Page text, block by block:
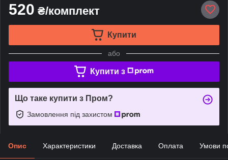
520 ₴/комплект
Купити
або
Купити з
Що таке купити з Пром?
Замовлення під захистом
Опис Характеристики Доставка Оплата Умови